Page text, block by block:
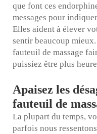
que font ces
messages pour
Elles aident à élever
sentir beaucoup
fauteuil de massage
puissiez être plus
Apaisez les
fauteuil de
La plupart du temps,
parfois nous